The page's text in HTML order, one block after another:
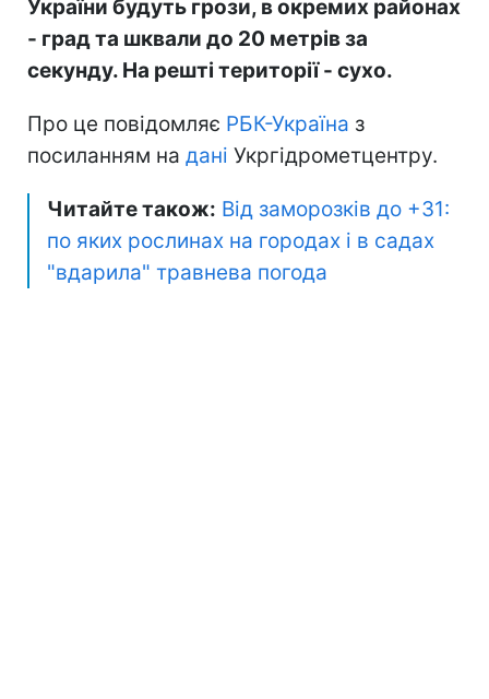
України будуть грози, в окремих районах
- град та шквали до 20 метрів за
секунду. На решті території - сухо.
Про це повідомляє РБК-Україна з
посиланням на дані Укргідрометцентру.
Читайте також: Від заморозків до +31:
по яких рослинах на городах і в садах
"вдарила" травнева погода